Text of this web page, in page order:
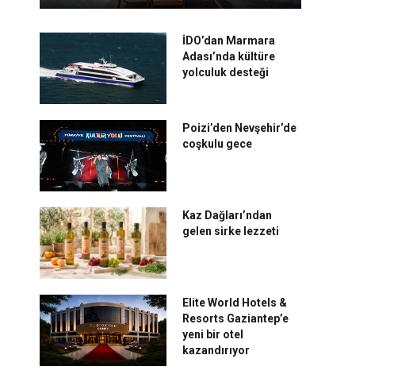
İDO’dan Marmara
Adası’nda kültüre
yolculuk desteği
Poizi’den Nevşehir’de
coşkulu gece
Kaz Dağları’ndan
gelen sirke lezzeti
Elite World Hotels &
Resorts Gaziantep’e
yeni bir otel
kazandırıyor